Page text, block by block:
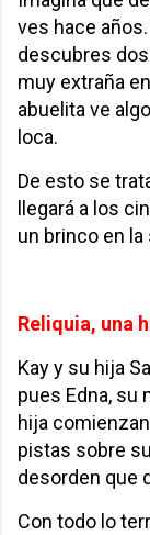
ves hace
descubres
muy extraña
abuelita ve
loca.
De esto se
llegará a los
un brinco en la
Reliquia, una
Kay y su hija
pues Edna, su
hija
pistas sobre
desorden que
Con todo lo